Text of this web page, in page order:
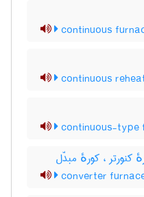
continuous
continuous
continuous-type
کنورتر ، کورهٔ مبدّل
converter